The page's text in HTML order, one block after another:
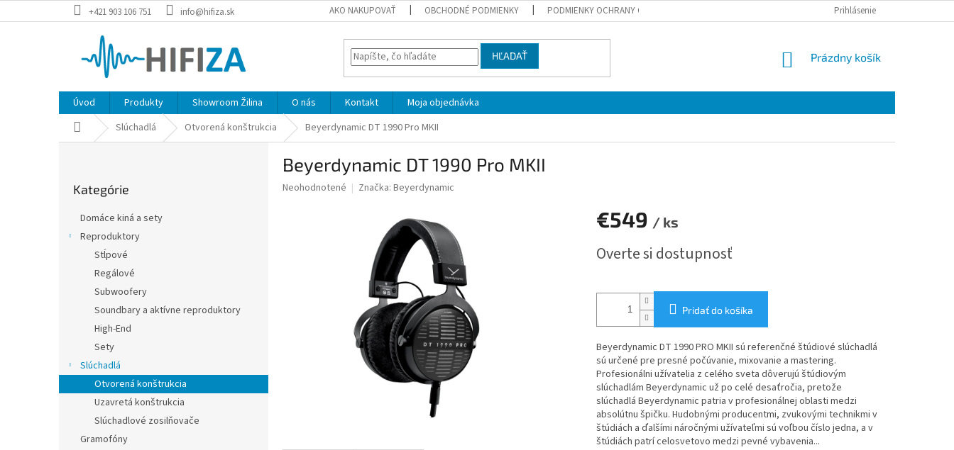
na
+421 903 106 751 info@hifiza.sk AKO NAKUPOVAŤ OBCHODNÉ PODMIENKY PODMIENKY OCHRANY OSOBNÝCH ÚDAJOV Prihlásenie
HĽADAŤ
NÁKUPNÝ
Prázdny košík
Úvod Produkty Showroom Žilina O nás Kontakt
Moja objednávka
DomovSlúchadlá Otvorená konštrukcia Beyerdynamic DT 1990 Pro MKII
kategórie
Kategórie
Domáce kiná a sety
Reproduktory
Stĺpové
Regálové
Subwoofery
Soundbary a aktívne reproduktory
High-End
Sety
Slúchadlá
Otvorená konštrukcia
Uzavretá konštrukcia
Slúchadlové zosilňovače
Gramofóny
Beyerdynamic DT 1990 Pro MKII
Priemerné
Neohodnotené Značka: Beyerdynamic
€549 / ks
cena:
Overte si dostupnosť
Pridať do košíka
Beyerdynamic DT 1990 PRO MKII sú referenčné štúdiové slúchadlá
sú určené pre presné počúvanie, mixovanie a mastering.
Profesionálni užívatelia z celého sveta dôverujú štúdiovým
slúchadlám Beyerdynamic už po celé desaťročia, pretože
slúchadlá Beyerdynamic patria v profesionálnej oblasti medzi
absolútnu špičku. Hudobnými producentmi, zvukovými technikmi v
štúdiách a ďalšími náročnými užívateľmi sú voľbou číslo jedna, a v
štúdiách patrí celosvetovo medzi pevné vybavenia...